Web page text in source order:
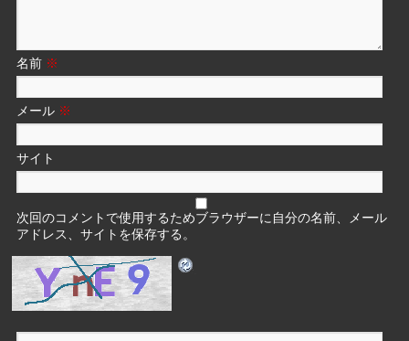
名前 ※
メール ※
サイト
次回のコメントで使用するためブラウザーに自分の名前、メール
アドレス、サイトを保存する。